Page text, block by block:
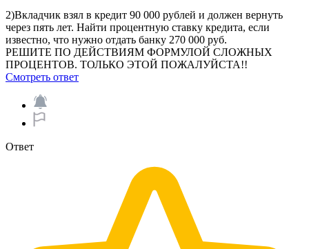
2)Вкладчик взял в кредит 90 000 рублей и должен вернуть
через пять лет. Найти процентную ставку кредита, если
известно, что нужно отдать банку 270 000 руб.
РЕШИТЕ ПО ДЕЙСТВИЯМ ФОРМУЛОЙ СЛОЖНЫХ
ПРОЦЕНТОВ. ТОЛЬКО ЭТОЙ ПОЖАЛУЙСТА!!​​
Смотреть ответ
Ответ